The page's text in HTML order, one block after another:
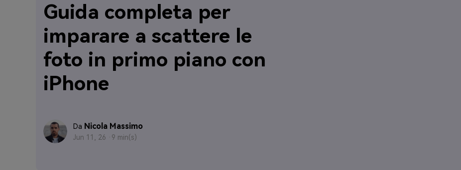
Guida completa per
imparare a scattere le
foto in primo piano con
iPhone
Da Nicola Massimo
Jun 11, 26 · 9 min(s)